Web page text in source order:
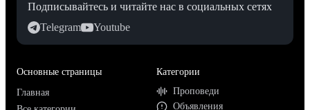
Подписывайтесь и читайте нас в социальных сетях
Telegram
Youtube
Основные страницы
Главная
Категории
Проповеди
Объявления